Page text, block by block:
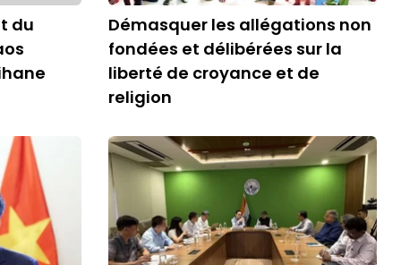
du
Démasquer les allégations non
fondées et délibérées sur la
liberté de croyance et de
religion